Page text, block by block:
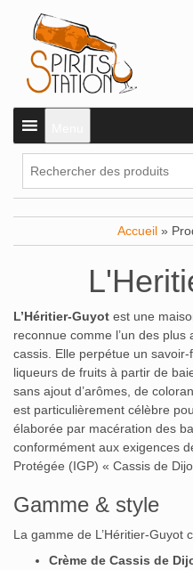
Accueil »
L’Héritier-Guyot est une
reconnue comme l’un des
cassis. Elle perpétue un
liqueurs de fruits à partir de
sans ajout d’arômes, de
est particulièrement célèbre
élaborée par macération des
conformément aux exigences
Protégée (IGP) « Cassis de
Gamme & style
La gamme de L’Héritier-Guyot
Crème de Cassis de